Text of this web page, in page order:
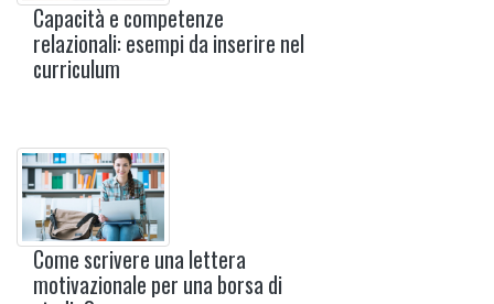
Capacità e competenze
relazionali: esempi da inserire nel
curriculum
Come scrivere una lettera
motivazionale per una borsa di